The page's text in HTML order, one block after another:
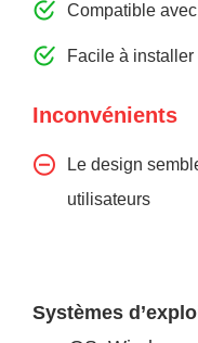
Compatible
Facile à
Inconvénients
Le design
utilisateurs
Systèmes